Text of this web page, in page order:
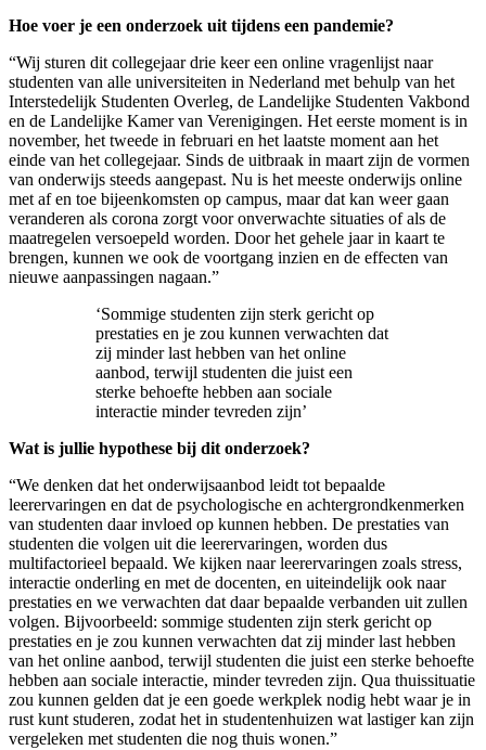
Hoe voer je een onderzoek uit tijdens een pandemie?
“Wij sturen dit collegejaar drie keer een online vragenlijst naar
studenten van alle universiteiten in Nederland met behulp van het
Interstedelijk Studenten Overleg, de Landelijke Studenten Vakbond
en de Landelijke Kamer van Verenigingen. Het eerste moment is in
november, het tweede in februari en het laatste moment aan het
einde van het collegejaar. Sinds de uitbraak in maart zijn de vormen
van onderwijs steeds aangepast. Nu is het meeste onderwijs online
met af en toe bijeenkomsten op campus, maar dat kan weer gaan
veranderen als corona zorgt voor onverwachte situaties of als de
maatregelen versoepeld worden. Door het gehele jaar in kaart te
brengen, kunnen we ook de voortgang inzien en de effecten van
nieuwe aanpassingen nagaan.”
‘Sommige studenten zijn sterk gericht op
prestaties en je zou kunnen verwachten dat
zij minder last hebben van het online
aanbod, terwijl studenten die juist een
sterke behoefte hebben aan sociale
interactie minder tevreden zijn’
Wat is jullie hypothese bij dit onderzoek?
“We denken dat het onderwijsaanbod leidt tot bepaalde
leerervaringen en dat de psychologische en achtergrondkenmerken
van studenten daar invloed op kunnen hebben. De prestaties van
studenten die volgen uit die leerervaringen, worden dus
multifactorieel bepaald. We kijken naar leerervaringen zoals stress,
interactie onderling en met de docenten, en uiteindelijk ook naar
prestaties en we verwachten dat daar bepaalde verbanden uit zullen
volgen. Bijvoorbeeld: sommige studenten zijn sterk gericht op
prestaties en je zou kunnen verwachten dat zij minder last hebben
van het online aanbod, terwijl studenten die juist een sterke behoefte
hebben aan sociale interactie, minder tevreden zijn. Qua thuissituatie
zou kunnen gelden dat je een goede werkplek nodig hebt waar je in
rust kunt studeren, zodat het in studentenhuizen wat lastiger kan zijn
vergeleken met studenten die nog thuis wonen.”